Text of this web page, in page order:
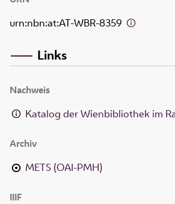
urn:nbn:at:AT-WBR-8359
Links
Nachweis
Katalog der Wienbibliothek im
Archiv
METS (OAI-PMH)
IIIF